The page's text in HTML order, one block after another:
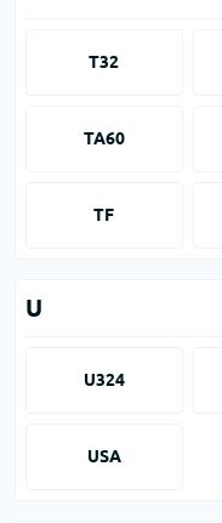
T32
TA60
TF
U
U324
USA